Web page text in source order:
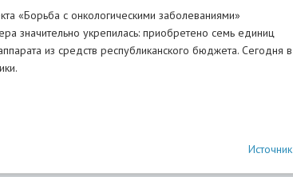
«Борьба с онкологическими заболеваниями»
значительно укрепилась: приобретено семь единиц
из средств республиканского бюджета. Сегодня в
Источник